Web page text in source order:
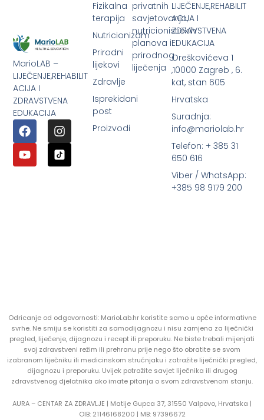
MarioLAB –
LIJEČENJE,REHABILIT
ACIJA I
ZDRAVSTVENA
EDUKACIJA
privatnih
savjetovanja,
nutricionističkih
planova i
prirodnog
liječenja
Fizikalna
terapija
Nutricionizam
Prirodni
lijekovi
Zdravlje
Isprekidani
post
Proizvodi
LIJEČENJE,REHABILIT
ACIJA I
ZDRAVSTVENA
EDUKACIJA
Oreškovićeva 1
,10000 Zagreb , 6.
kat, stan 605
Hrvatska
Suradnja:
info@mariolab.hr
Telefon: + 385 31
650 616
Viber / WhatsApp:
+385 98 9179 200
Odricanje od odgovornosti: MarioLab.hr koristite samo u opće informativne
svrhe. Ne smiju se koristiti za samodijagnozu i nisu zamjena za liječnički
pregled, liječenje, dijagnozu i recept ili preporuku. Ne biste trebali mijenjati
svoj zdravstveni režim ili prehranu prije nego što obratite se svom
izabranom liječniku ili medicinskom stručnjaku i zatražite liječnički pregled,
dijagnozu i preporuku. Uvijek potražite savjet liječnika ili drugog
zdravstvenog djelatnika ako imate pitanja o svom zdravstvenom stanju.
AURA – CENTAR ZA ZDRAVLJE | Matije Gupca 37, 31550 Valpovo, Hrvatska |
OIB: 21146168200 | MB: 97396672